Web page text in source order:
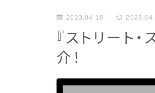
2023.04.16
『ストリート
介！